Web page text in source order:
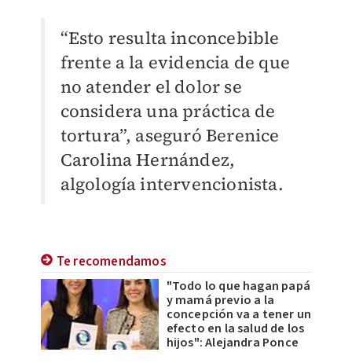
“Esto resulta inconcebible
frente a la evidencia de que
no atender el dolor se
considera una práctica de
tortura”, aseguró Berenice
Carolina Hernández,
algología intervencionista.
Te recomendamos
"Todo lo que hagan papá
y mamá previo a la
concepción va a tener un
efecto en la salud de los
hijos": Alejandra Ponce